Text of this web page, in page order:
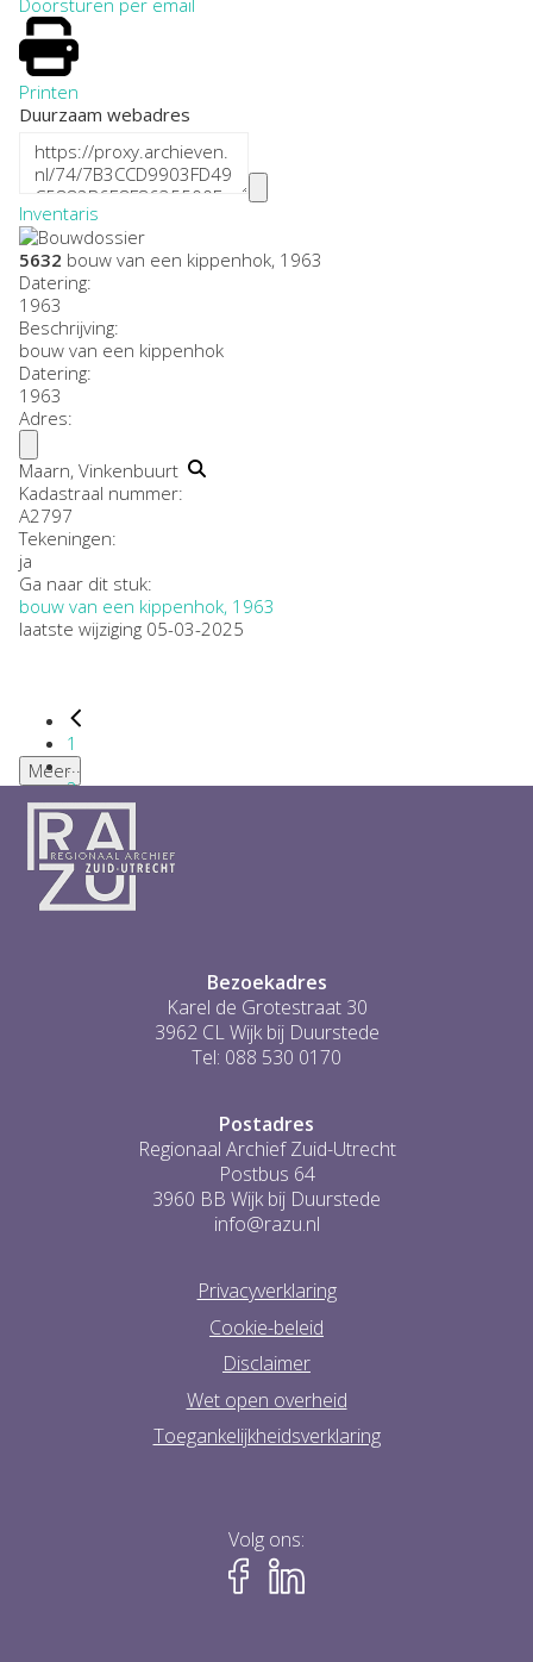
Printen
Duurzaam webadres
Inventaris
5632 bouw van een kippenhok, 1963
Datering:
1963
Beschrijving:
bouw van een kippenhok
Datering:
1963
Adres:
Maarn, Vinkenbuurt
Kadastraal nummer:
A2797
Tekeningen:
ja
Ga naar dit stuk:
bouw van een kippenhok, 1963
laatste wijziging 05-03-2025
1
...
2
3
4
5
6
...
Meer
Bezoekadres
Karel de Grotestraat 30
3962 CL Wijk bij Duurstede
Tel: 088 530 0170
Postadres
Regionaal Archief Zuid-Utrecht
Postbus 64
3960 BB Wijk bij Duurstede
info@razu.nl
Privacyverklaring
Cookie-beleid
Disclaimer
Wet open overheid
Toegankelijkheidsverklaring
Volg ons: